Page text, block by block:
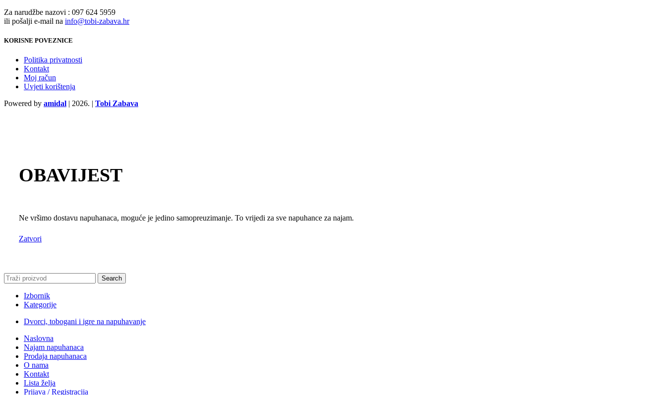
Za narudžbe nazovi : 097 624 5959
ili pošalji e-mail na info@tobi-zabava.hr
KORISNE POVEZNICE
Politika privatnosti
Kontakt
Moj račun
Uvjeti korištenja
Powered by amidal | 2026. | Tobi Zabava
OBAVIJEST
Ne vršimo dostavu napuhanaca, moguće je jedino samopreuzimanje. To vrijedi za sve napuhance za najam.
Zatvori
Search
Izbornik
Kategorije
Dvorci, tobogani i igre na napuhavanje
Naslovna
Najam napuhanaca
Prodaja napuhanaca
O nama
Kontakt
Lista želja
Prijava / Registracija